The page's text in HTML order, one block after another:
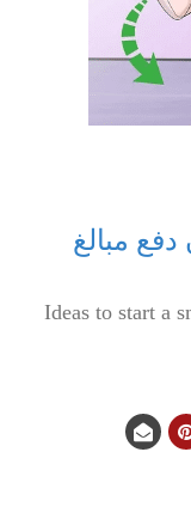
مبالغ
Ideas to start a